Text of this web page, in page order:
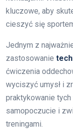
kluczowe, aby
cieszyć się
Jednym z
zastosowanie
ćwiczenia
wyciszyć umysł i
praktykowanie
samopoczucie i
treningami.